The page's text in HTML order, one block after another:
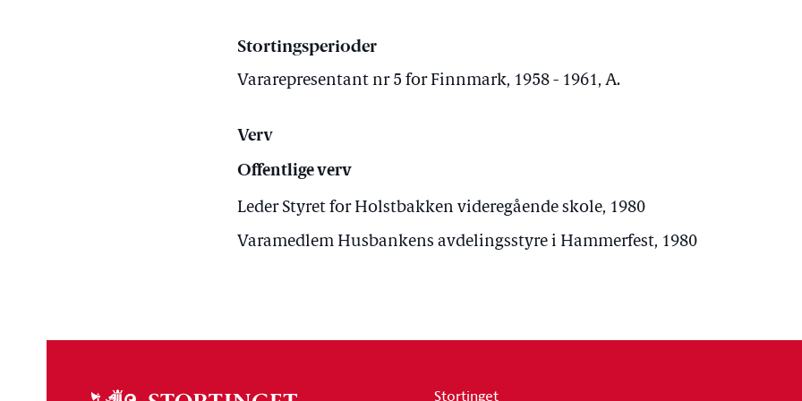
Stortingsperioder
Vararepresentant nr 5 for Finnmark, 1958 - 1961, A.
Verv
Offentlige verv
Leder Styret for Holstbakken videregående skole, 1980
Varamedlem Husbankens avdelingsstyre i Hammerfest, 1980
Stortinget